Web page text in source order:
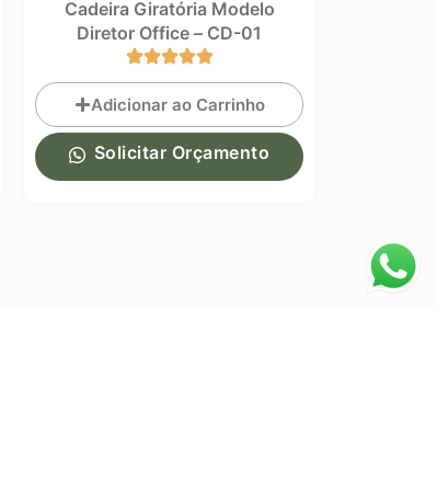
Cadeira Giratória Executiva
com Braços – CE-01
Adicionar ao Carrinho
Solicitar Orçamento